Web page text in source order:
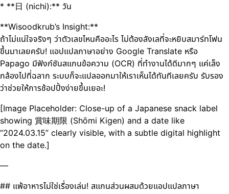
* **日 (nichi):** วัน
**Wisoodkrub’s Insight:**
ถ้าไม่แน่ใจจริงๆ ว่าตัวเลขไหนคืออะไร ไม่ต้องลังเลที่จะหยิบสมาร์ทโฟน
ขึ้นมาเลยครับ! แอปแปลภาษาอย่าง Google Translate หรือ
Papago มีฟังก์ชันสแกนข้อความ (OCR) ที่ทำงานได้ดีมากๆ แค่เล็ง
กล้องไปที่ฉลาก ระบบก็จะแปลออกมาให้เราเห็นได้ทันทีเลยครับ รับรอง
ว่าช่วยให้การช้อปปิ้งง่ายขึ้นเยอะ!
[Image Placeholder: Close-up of a Japanese snack label
showing 賞味期限 (Shōmi Kigen) and a date like
“2024.03.15” clearly visible, with a subtle digital highlight
on the date.]
—
## แพ้อาหารไม่ใช่เรื่องเล่น! สแกนส่วนผสมด้วยแอปแปลภาษา